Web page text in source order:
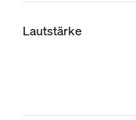
Lautstärke